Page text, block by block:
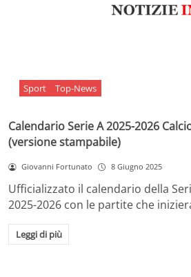
Sport Top-News
Calendario Serie A 2025-2026
(versione stampabile)
Giovanni Fortunato 8 Giugno 2025
Ufficializzato il calendario della
2025-2026 con le partite che
Leggi di più